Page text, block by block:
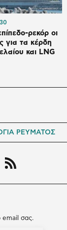
ρεκόρ οι
για τα κέρδη
και LNG
ΡΕΥΜΑΤΟΣ
email σας.